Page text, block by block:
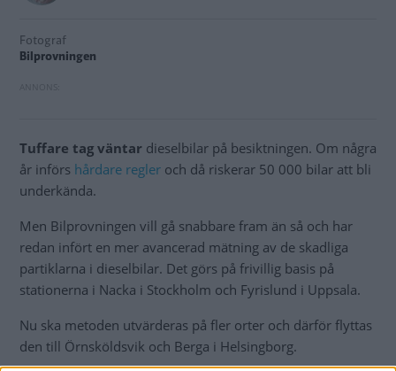
Fotograf
Bilprovningen
Tuffare tag väntar dieselbilar på besiktningen. Om några
år införs hårdare regler och då riskerar 50 000 bilar att bli
underkända.
Men Bilprovningen vill gå snabbare fram än så och har
redan infört en mer avancerad mätning av de skadliga
partiklarna i dieselbilar. Det görs på frivillig basis på
stationerna i Nacka i Stockholm och Fyrislund i Uppsala.
Nu ska metoden utvärderas på fler orter och därför flyttas
den till Örnsköldsvik och Berga i Helsingborg.